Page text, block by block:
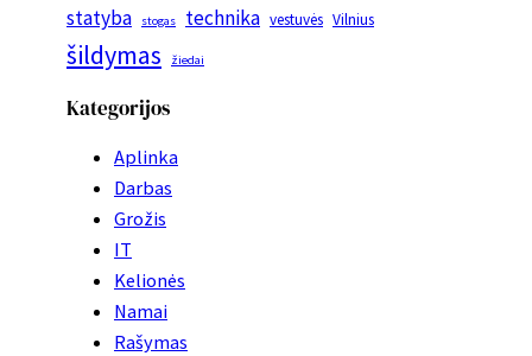
statyba stogas technika vestuvės Vilnius
šildymas žiedai
Kategorijos
Aplinka
Darbas
Grožis
IT
Kelionės
Namai
Rašymas